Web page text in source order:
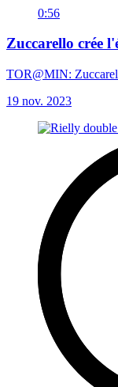
0:56
Zuccarello crée
TOR@MIN:
19 nov. 2023